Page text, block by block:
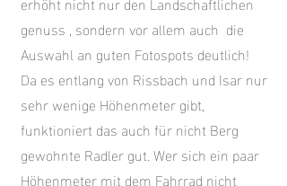
genuss , sondern vor allem auch die
Auswahl an guten Fotospots deutlich!
Da es entlang von Rissbach und Isar nur
sehr wenige Höhenmeter gibt,
funktioniert das auch für nicht Berg
gewohnte Radler gut. Wer sich ein paar
Höhenmeter mit dem Fahrrad nicht